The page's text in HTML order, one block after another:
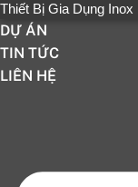
Thiết Bị Gia Dụng Inox
DỰ ÁN
TIN TỨC
LIÊN HỆ